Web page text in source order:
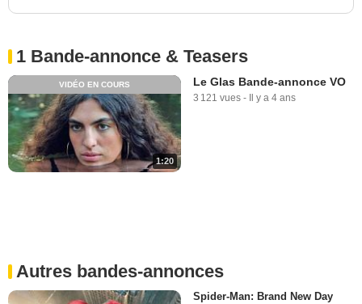
1 Bande-annonce & Teasers
1:20
VIDÉO EN COURS Le Glas Bande-annonce VO
3 121 vues - Il y a 4 ans
Autres bandes-annonces
Spider-Man: Brand New Day